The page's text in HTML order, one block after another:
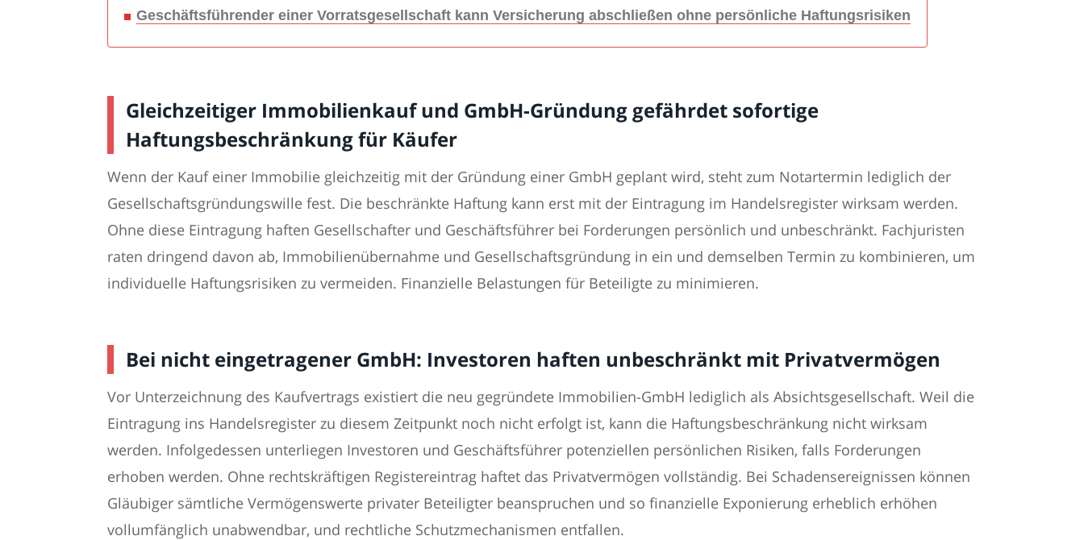
Geschäftsführender einer Vorratsgesellschaft kann Versicherung abschließen ohne persönliche Haftungsrisiken
Gleichzeitiger Immobilienkauf und GmbH-Gründung gefährdet sofortige
Haftungsbeschränkung für Käufer
Wenn der Kauf einer Immobilie gleichzeitig mit der Gründung einer GmbH geplant wird, steht zum Notartermin lediglich der
Gesellschaftsgründungswille fest. Die beschränkte Haftung kann erst mit der Eintragung im Handelsregister wirksam werden.
Ohne diese Eintragung haften Gesellschafter und Geschäftsführer bei Forderungen persönlich und unbeschränkt. Fachjuristen
raten dringend davon ab, Immobilienübernahme und Gesellschaftsgründung in ein und demselben Termin zu kombinieren, um
individuelle Haftungsrisiken zu vermeiden. Finanzielle Belastungen für Beteiligte zu minimieren.
Bei nicht eingetragener GmbH: Investoren haften unbeschränkt mit Privatvermögen
Vor Unterzeichnung des Kaufvertrags existiert die neu gegründete Immobilien-GmbH lediglich als Absichtsgesellschaft. Weil die
Eintragung ins Handelsregister zu diesem Zeitpunkt noch nicht erfolgt ist, kann die Haftungsbeschränkung nicht wirksam
werden. Infolgedessen unterliegen Investoren und Geschäftsführer potenziellen persönlichen Risiken, falls Forderungen
erhoben werden. Ohne rechtskräftigen Registereintrag haftet das Privatvermögen vollständig. Bei Schadensereignissen können
Gläubiger sämtliche Vermögenswerte privater Beteiligter beanspruchen und so finanzielle Exponierung erheblich erhöhen
vollumfänglich unabwendbar, und rechtliche Schutzmechanismen entfallen.